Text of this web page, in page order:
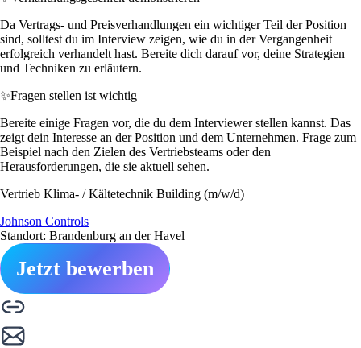
Da Vertrags- und Preisverhandlungen ein wichtiger Teil der Position
sind, solltest du im Interview zeigen, wie du in der Vergangenheit
erfolgreich verhandelt hast. Bereite dich darauf vor, deine Strategien
und Techniken zu erläutern.
✨Fragen stellen ist wichtig
Bereite einige Fragen vor, die du dem Interviewer stellen kannst. Das
zeigt dein Interesse an der Position und dem Unternehmen. Frage zum
Beispiel nach den Zielen des Vertriebsteams oder den
Herausforderungen, die sie aktuell sehen.
Vertrieb Klima- / Kältetechnik Building (m/w/d)
Johnson Controls
Standort: Brandenburg an der Havel
Jetzt bewerben